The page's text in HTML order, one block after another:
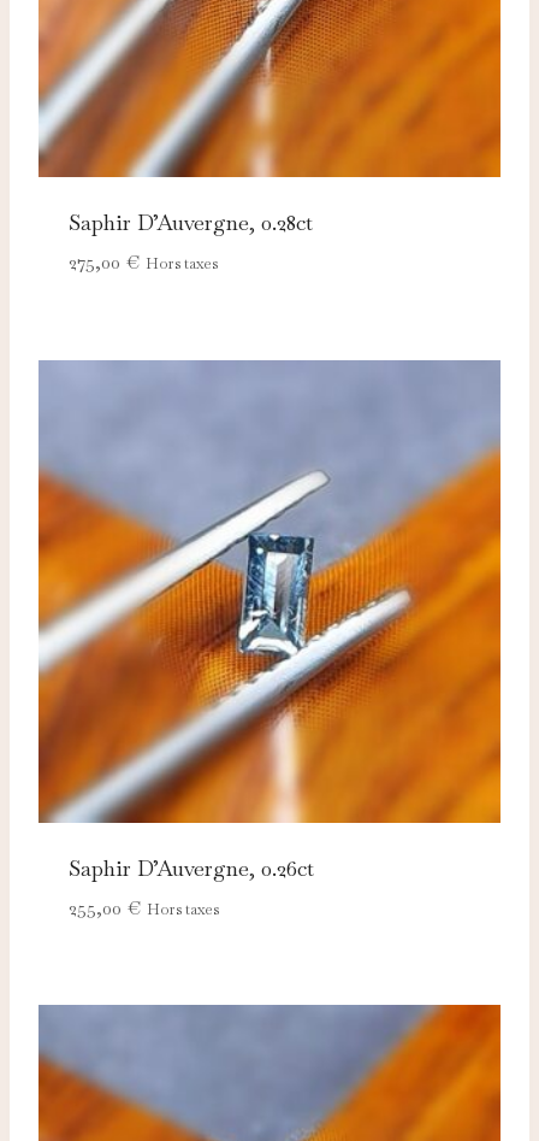
Saphir D’Auvergne, 0.28ct
275,00 € Hors taxes
Saphir D’Auvergne, 0.26ct
255,00 € Hors taxes
Marketing
Ces cookies servent à vous proposer des publicités
adaptées à vos centres d'intérêt.